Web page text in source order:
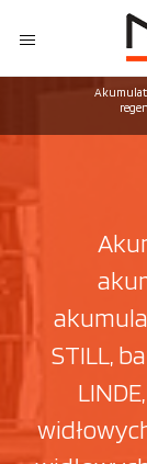
STILL,